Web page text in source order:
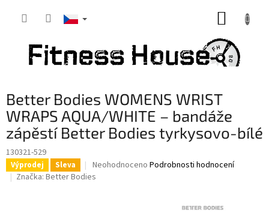
Better Bodies WOMENS WRIST
WRAPS AQUA/WHITE – bandáže
zápěstí Better Bodies tyrkysovo-bílé
130321-529
Výprodej Sleva
Průměrné
hodnocení
Neohodnoceno Podrobnosti hodnocení
Značka: Better Bodies